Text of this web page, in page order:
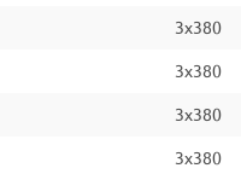
3x380
3x380
3x380
3x380